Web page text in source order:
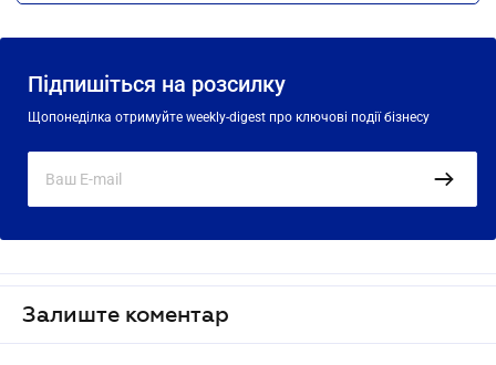
Підпишіться на розсилку
Щопонеділка отримуйте weekly-digest про ключові події бізнесу
Залиште коментар